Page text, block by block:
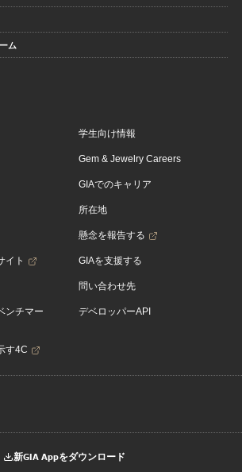
ム
イト
ンチマー
す4C
学生向け情報
Gem & Jewelry Careers
GIAでのキャリア
所在地
懸念を報告する
GIAを支援する
問い合わせ先
デベロッパーAPI
新GIA Appをダウンロード